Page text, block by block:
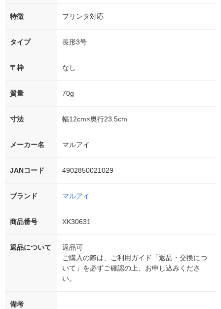
特徴 プリンタ対応
タイプ 長形3号
〒枠 なし
質量 70g
寸法 幅12cm×奥行23.5cm
メーカー名 マルアイ
JANコード 4902850021029
ブランド マルアイ
商品番号 XK30631
返品について
返品可
ご購入の際は、ご利用ガイド「返品・交換につ
いて」を必ずご確認の上、お申し込みくださ
い。
備考